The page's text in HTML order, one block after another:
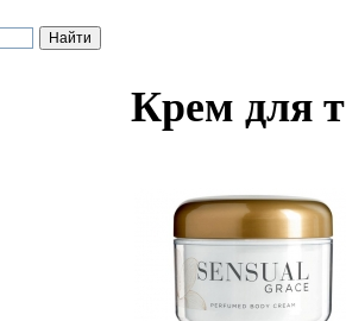
Крем для